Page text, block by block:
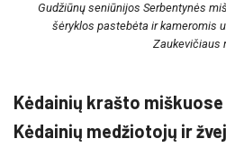
Gudžiūnų seniūnijos Serbentynės
šėryklos pastebėta ir kameromis
Zaukevičiaus
Kėdainių krašto
Kėdainių medžiotojų ir